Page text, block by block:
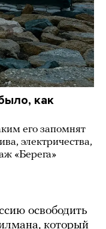
как
его запомнят
электричества,
«Берега»
освободить
который